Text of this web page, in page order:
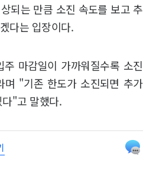
되는 만큼 소진 속도를 보고 추
다는 입장이다.
마감일이 가까워질수록 소진
며 "기존 한도가 소진되면 추가
"고 말했다.